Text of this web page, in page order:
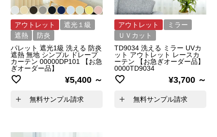
アウトレット
遮光１級
遮熱
防炎
パレット 遮光1級 洗える 防炎
遮熱 無地 シンプル ドレープ
カーテン 00000DP101 【お急
ぎオーダー品】
¥5,400
無料サンプル請求
アウトレット
ミラー
ＵＶカット
TD9034 洗える ミラー UVカ
ット アウトレット レースカ
ーテン 【お急ぎオーダー品】
0000TD9034
¥3,700
無料サンプル請求